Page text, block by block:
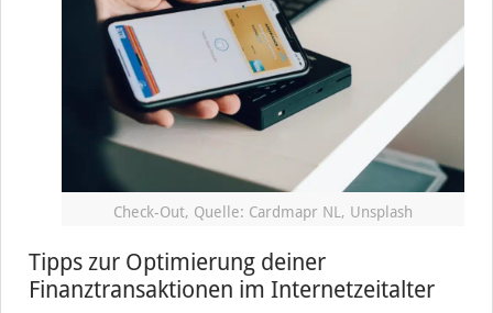
Check-Out, Quelle: Cardmapr NL, Unsplash
Tipps zur Optimierung deiner
Finanztransaktionen im Internetzeitalter